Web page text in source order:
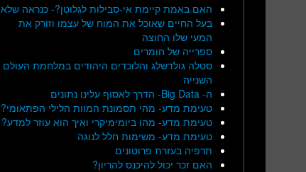
האם באמת קיימת אי-סבילות לגלוטן?- כנראה שלא
בעל החיים שאוכל את המוח של עצמו וזורק את
המעי שלו החוצה
ספרייה של חומרים
סטלה גולדשלג והלוכדים היהודים במלחמת העולם
השנייה
ה- Big Data- הדרך לאסוף עלינו נתונים
טעימת מדע- מהי תסמונת המוות הלילי הפתאומי?
טעימת מדע- מהו ביומימיקרי ואיך הוא עוזר למדע?
טעימת מדע- משימות חלל לנוגה
תרפיה בעזרת פרוטונים
האם זכר יכול להיכנס להריון?